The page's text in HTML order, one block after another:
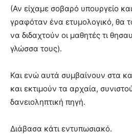
(Αν είχαμε σοβαρό υπουργείο
γραφόταν ένα ετυμολογικό, θα
να διδαχτούν οι μαθητές τι
γλώσσα τους).
Και ενώ αυτά συμβαίνουν στα
και εκτιμούν τα αρχαία,
δανειοληπτική πηγή.
Διάβασα κάτι εντυπωσιακό.